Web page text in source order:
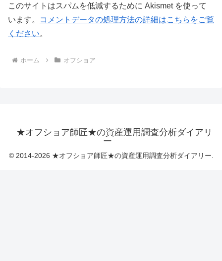
このサイトはスパムを低減するために Akismet を使って
います。
コメントデータの処理方法の詳細はこちらをご覧
ください。
ホーム オフショア
★オフショア師匠★の資産運用調査分析ダイアリ
ー
© 2014-2026 ★オフショア師匠★の資産運用調査分析ダイアリー.